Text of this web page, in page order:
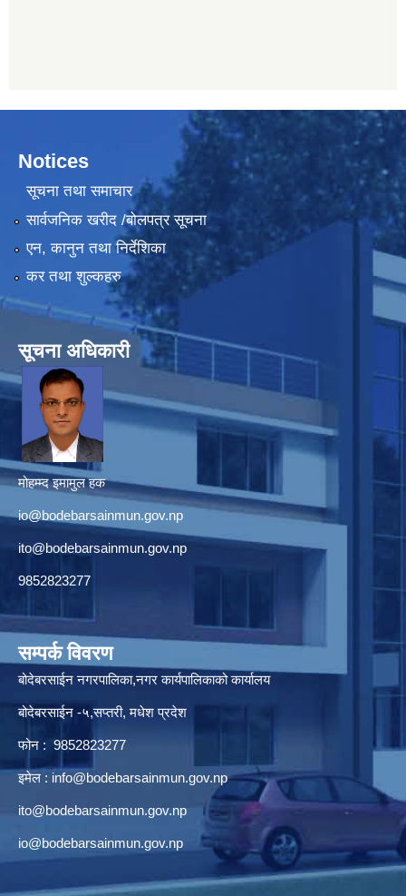
Notices
सूचना तथा समाचार
सार्वजनिक खरीद /बोलपत्र सूचना
एन, कानुन तथा निर्देशिका
कर तथा शुल्कहरु
सूचना अधिकारी
मोहम्म्द इमामुल हक
io@bodebarsainmun.gov.np
ito@bodebarsainmun.gov.np
9852823277
सम्पर्क विवरण
बोदेबरसाईन नगरपालिका,नगर कार्यपालिकाको कार्यालय
बोदेबरसाईन -५,सप्तरी, मधेश प्रदेश
फोन : 9852823277
इमेल : info@bodebarsainmun.gov.np
ito@bodebarsainmun.gov.np
io@bodebarsainmun.gov.np